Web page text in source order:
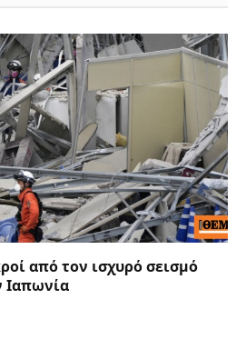
από τον ισχυρό σεισμό
Ιαπωνία